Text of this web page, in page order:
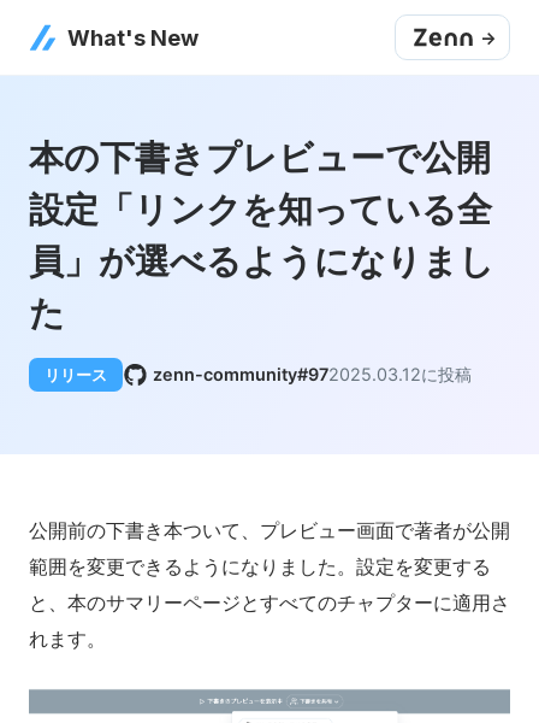
What's New ->
本の下書きプレビューで公開
設定「リンクを知っている全
員」が選べるようになりまし
た
リリース zenn-community#972025.03.12に投稿
公開前の下書き本ついて、プレビュー画面で著者が公開
範囲を変更できるようになりました。設定を変更する
と、本のサマリーページとすべてのチャプターに適用さ
れます。